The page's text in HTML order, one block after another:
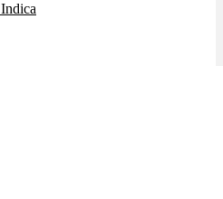
Indica